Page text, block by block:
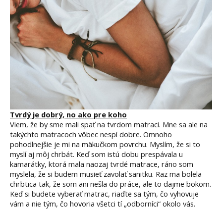
Tvrdý je dobrý, no ako pre koho
Viem, že by sme mali spať na tvrdom matraci. Mne sa ale na
takýchto matracoch vôbec nespí dobre. Omnoho
pohodlnejšie je mi na mäkučkom povrchu. Myslím, že si to
myslí aj môj chrbát. Keď som istú dobu prespávala u
kamarátky, ktorá mala naozaj tvrdé matrace, ráno som
myslela, že si budem musieť zavolať sanitku. Raz ma bolela
chrbtica tak, že som ani nešla do práce, ale to dajme bokom.
Keď si budete vyberať matrac, riaďte sa tým, čo vyhovuje
vám a nie tým, čo hovoria všetci tí „odborníci“ okolo vás.